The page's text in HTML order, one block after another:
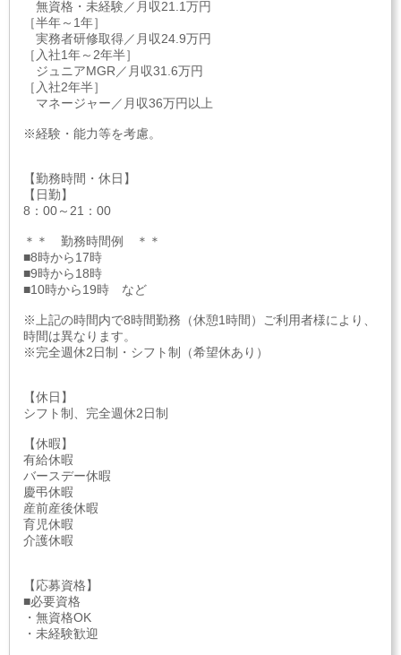
無資格・未経験／月収21.1万円
［半年～1年］
実務者研修取得／月収24.9万円
［入社1年～2年半］
ジュニアMGR／月収31.6万円
［入社2年半］
マネージャー／月収36万円以上
※経験・能力等を考慮。
【勤務時間・休日】
【日勤】
8：00～21：00
＊＊ 勤務時間例 ＊＊
■8時から17時
■9時から18時
■10時から19時 など
※上記の時間内で8時間勤務（休憩1時間）ご利用者様により、
時間は異なります。
※完全週休2日制・シフト制（希望休あり）
【休日】
シフト制、完全週休2日制
【休暇】
有給休暇
バースデー休暇
慶弔休暇
産前産後休暇
育児休暇
介護休暇
【応募資格】
■必要資格
・無資格OK
・未経験歓迎